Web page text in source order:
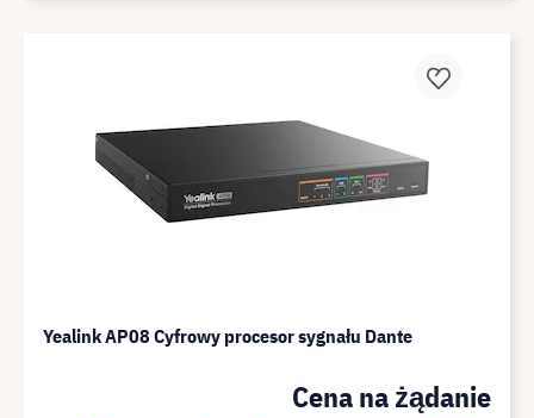
Yealink AP08 Cyfrowy procesor sygnału Dante
Cena na żądanie